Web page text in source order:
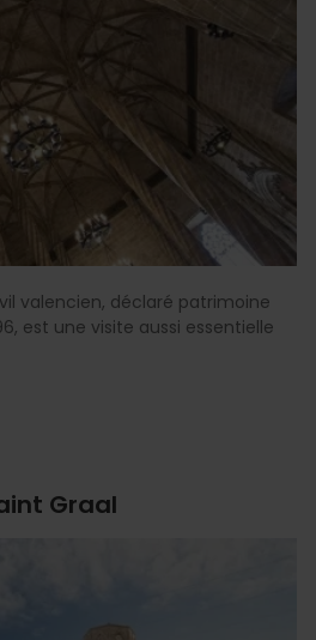
valencien, déclaré patrimoine
est une visite aussi essentielle
Graal